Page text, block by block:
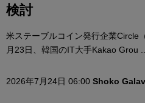
検討
米ステーブルコイン発行企業Circle
月23日、韓国のIT大手Kakao Grou ...
2026年7月24日 06:00 Shoko